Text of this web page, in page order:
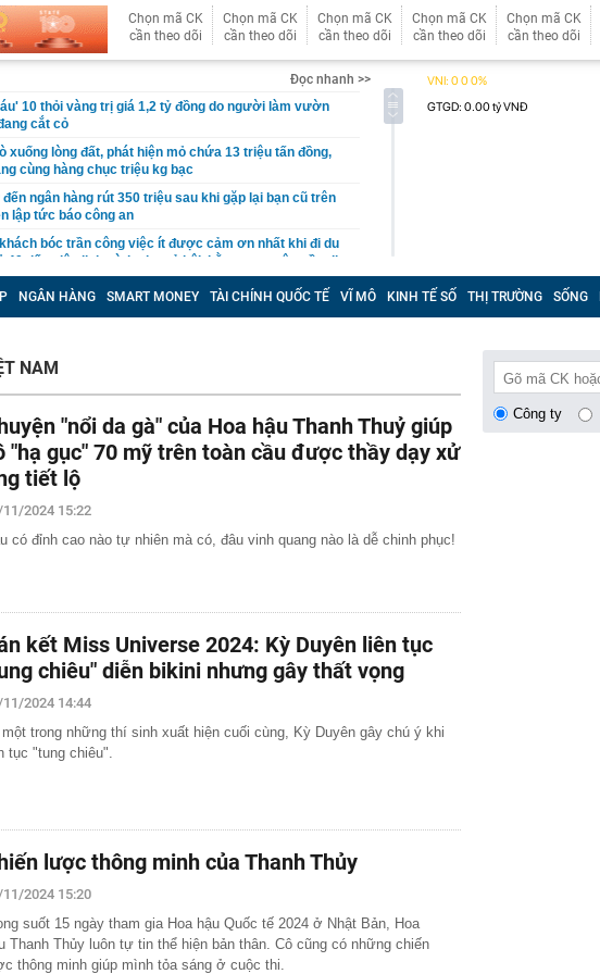
Chọn mã CK
cần theo dõi
Chọn mã CK
cần theo dõi
Chọn mã CK
cần theo dõi
Chọn mã CK
cần theo dõi
Chọn mã CK
cần theo dõi
Đọc nhanh >>
10 thỏi vàng trị giá 1,2 tỷ đồng do người làm vườn
cắt cỏ
xuống lòng đất, phát hiện mỏ chứa 13 triệu tấn đồng,
cùng hàng chục triệu kg bạc
ngân hàng rút 350 triệu sau khi gặp lại bạn cũ trên
lập tức báo công an
bóc trần công việc ít được cảm ơn nhất khi đi du
40 tiếng lên lịch trình cho cả hội, bằng trọn một tuần đi
nhất châu Âu đón tin buồn
xét mức lương công chức xã
báo cáo tiến độ xây dựng cơ sở dữ liệu đất đai
khi đăng nhập VneID
hội BĐS Việt Nam: Khi nguồn cung suy giảm, giá BĐS bị
người dân, doanh nghiệp là những đối tượng chịu tác
thua lỗ kỷ lục trong quý 2
ty Mekolor 'nổ' muốn chi cả trăm tỷ USD làm đường
Tây mẹ nấu cho Khoai Lang Thang
cổ phiếu ESOP với giá hời
dây sản xuất thuốc Đông y giả, pha tân dược để tạo
VF Wild bản tiêu chuẩn lần đầu xuất hiện: Vẫn có đèn
chỉnh cơ, lộ thông tin về hệ truyền động EREV
khi sử dụng điện thoại chú ý tắt máy ngay nếu nhận
NGÂN HÀNG SMART MONEY TÀI CHÍNH QUỐC TẾ VĨ MÔ KINH TẾ SỐ THỊ TRƯỜNG SỐNG
NAM
"nổi da gà" của Hoa hậu Thanh Thuỷ giúp
"hạ gục" 70 mỹ trên toàn cầu được thầy dạy xử
tiết lộ
11/2024 15:22
có đỉnh cao nào tự nhiên mà có, đâu vinh quang nào là dễ chinh phục!
kết Miss Universe 2024: Kỳ Duyên liên tục
chiêu" diễn bikini nhưng gây thất vọng
11/2024 14:44
một trong những thí sinh xuất hiện cuối cùng, Kỳ Duyên gây chú ý khi
tục "tung chiêu".
lược thông minh của Thanh Thủy
11/2024 15:20
suốt 15 ngày tham gia Hoa hậu Quốc tế 2024 ở Nhật Bản, Hoa
Thanh Thủy luôn tự tin thể hiện bản thân. Cô cũng có những chiến
thông minh giúp mình tỏa sáng ở cuộc thi.
Công ty